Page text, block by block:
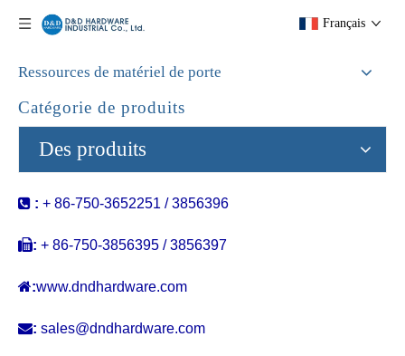
Français
Ressources de matériel de porte
Catégorie de produits
Des produits
 : + 86-750-3652251 / 3856396
: + 86-750-3856395 / 3856397
:www.dndhardware.com
: sales@dndhardware.com